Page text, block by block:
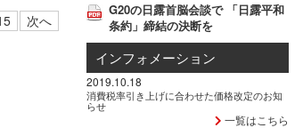
次へ
G20の日露首脳会談で 「日露平和
条約」締結の決断を
インフォメーション
2019.10.18
消費税率引き上げに合わせた価格改定のお知
らせ
一覧はこちら